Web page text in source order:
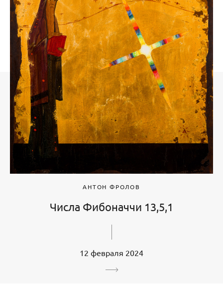
АНТОН ФРОЛОВ
Числа Фибоначчи 13,5,1
12 февраля 2024